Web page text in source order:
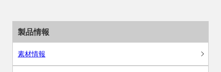
製品情報
素材情報